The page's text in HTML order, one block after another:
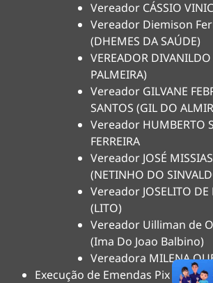
Vereador CÁSSIO
Vereador Diemison
(DHEMES DA SAÚDE)
VEREADOR
PALMEIRA)
Vereador GILVANE
SANTOS (GIL DO
Vereador HUMBERTO
FERREIRA
Vereador JOSÉ
(NETINHO DO
Vereador JOSELITO
(LITO)
Vereador Uilliman de
(Ima Do Joao Balbino)
Vereadora MILENA
Execução de Emendas Pix